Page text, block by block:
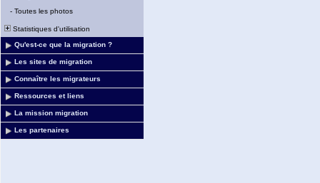
- Toutes les photos
Statistiques d'utilisation
Qu'est-ce que la migration ?
Les sites de migration
Connaître les migrateurs
Ressources et liens
La mission migration
Les partenaires